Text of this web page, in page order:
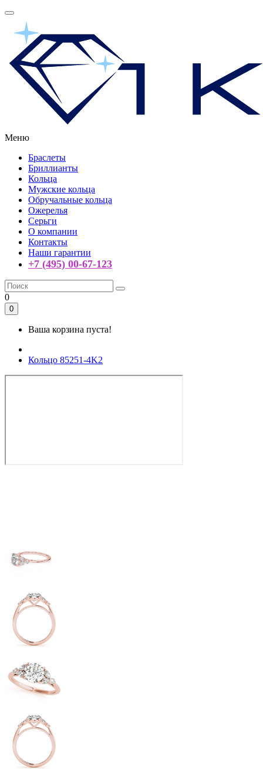
Меню
Браслеты
Бриллианты
Кольца
Мужские кольца
Обручальные кольца
Ожерелья
Серьги
О компании
Контакты
Наши гарантии
+7 (495) 00-67-123
0
0
Ваша корзина пуста!
Кольцо 85251-4K2